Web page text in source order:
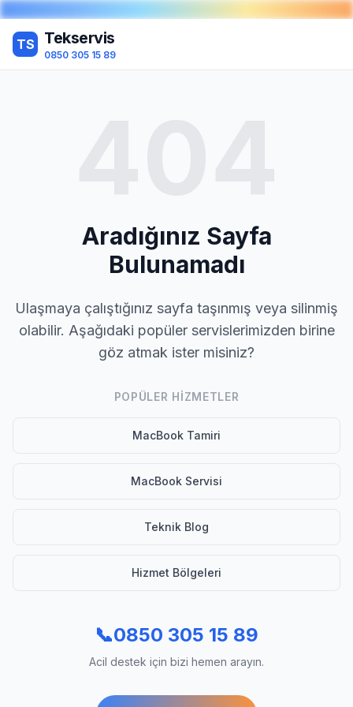
TS Tekservis
0850 305 15 89
Aradığınız Sayfa
Bulunamadı
Ulaşmaya çalıştığınız sayfa taşınmış veya silinmiş
olabilir. Aşağıdaki popüler servislerimizden birine
göz atmak ister misiniz?
POPÜLER HIZMETLER
MacBook Tamiri
MacBook Servisi
Teknik Blog
Hizmet Bölgeleri
📞0850 305 15 89
Acil destek için bizi hemen arayın.